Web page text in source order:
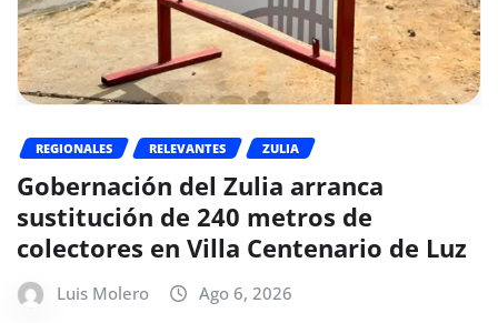
REGIONALES RELEVANTES ZULIA
Gobernación del Zulia arranca
sustitución de 240 metros de
colectores en Villa Centenario de Luz
Luis Molero Ago 6, 2026